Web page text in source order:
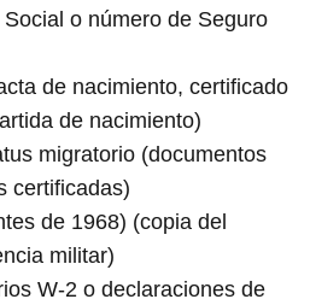
o número de Seguro
de nacimiento, certificado
de nacimiento)
migratorio (documentos
certificadas)
de 1968) (copia del
militar)
W-2 o declaraciones de